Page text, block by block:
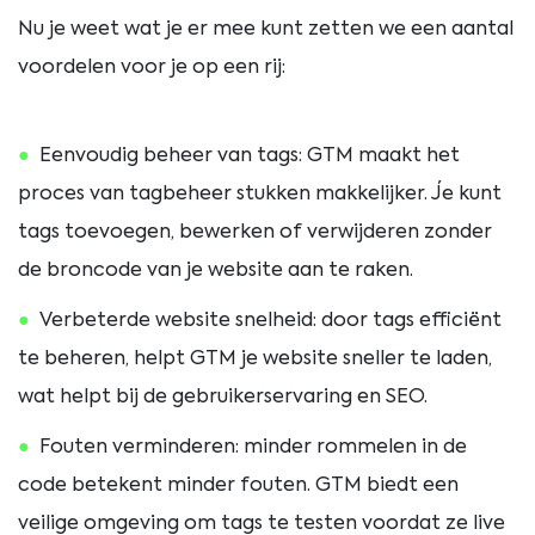
Nu je weet wat je er mee kunt zetten we een aantal
voordelen voor je op een rij:
Eenvoudig beheer van tags: GTM maakt het
proces van tagbeheer stukken makkelijker. Je kunt
tags toevoegen, bewerken of verwijderen zonder
de broncode van je website aan te raken.
Verbeterde website snelheid: door tags efficiënt
te beheren, helpt GTM je website sneller te laden,
wat helpt bij de gebruikerservaring en SEO.
Fouten verminderen: minder rommelen in de
code betekent minder fouten. GTM biedt een
veilige omgeving om tags te testen voordat ze live